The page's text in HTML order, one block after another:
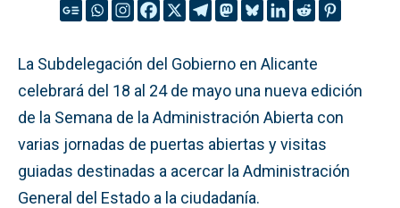
La Subdelegación del Gobierno en Alicante
celebrará del 18 al 24 de mayo una nueva edición
de la Semana de la Administración Abierta con
varias jornadas de puertas abiertas y visitas
guiadas destinadas a acercar la Administración
General del Estado a la ciudadanía.